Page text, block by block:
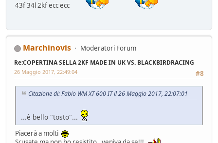
43f 34l 2kf ecc ecc
Marchinovis Moderatori Forum
Re:COPERTINA SELLA 2KF MADE IN UK VS. BLACKBIRDRACING
#8
26 Maggio 2017, 22:49:04
Citazione di: Fabio WM XT 600 IT il 26 Maggio 2017, 22:07:01
...è bello "tosto"...
Piacerà a molti